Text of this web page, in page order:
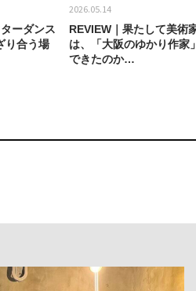
ーダンス
り合う場
2026.05.14
REVIEW｜果たして美術
は、「大阪のゆかり作家
できたのか…